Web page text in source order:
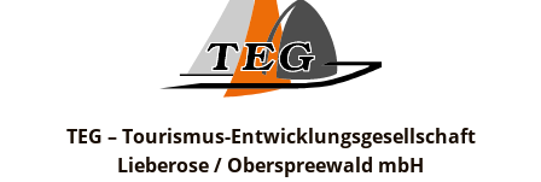
TEG – Tourismus-Entwicklungsgesellschaft
Lieberose / Oberspreewald mbH